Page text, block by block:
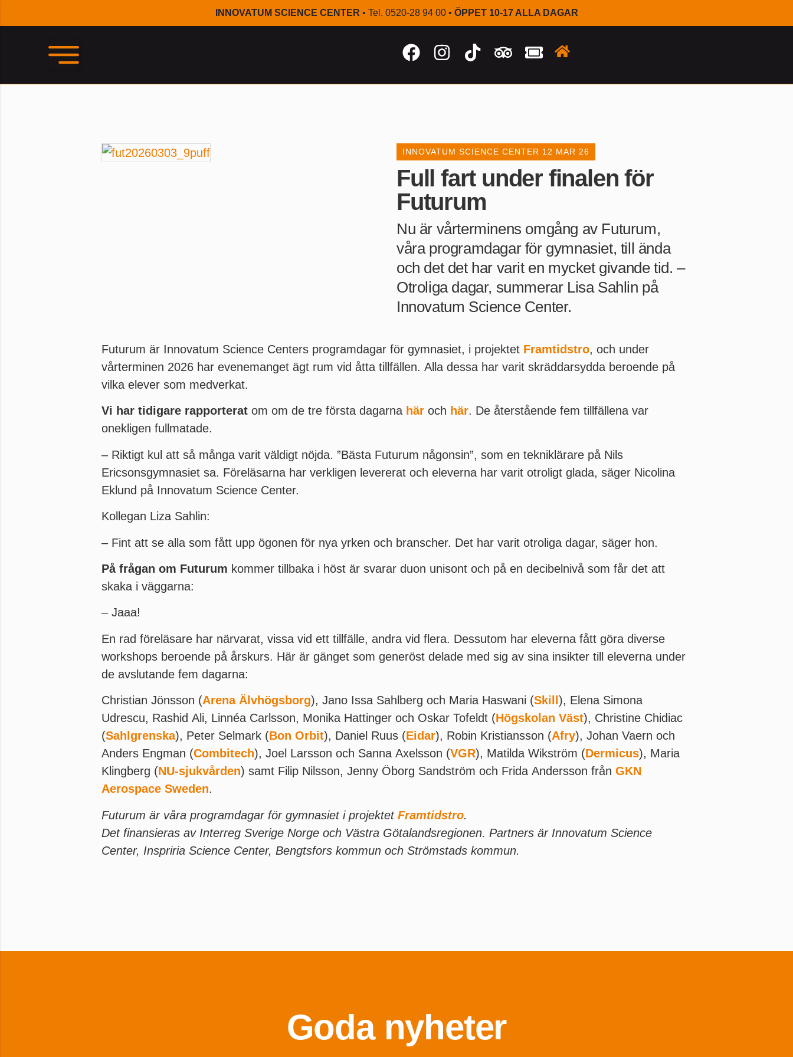
INNOVATUM SCIENCE CENTER • Tel. 0520-28 94 00 • ÖPPET 10-17 ALLA DAGAR
INNOVATUM SCIENCE CENTER 12 MAR 26
Full fart under finalen för
Futurum
Nu är vårterminens omgång av Futurum,
våra programdagar för gymnasiet, till ända
och det det har varit en mycket givande tid. –
Otroliga dagar, summerar Lisa Sahlin på
Innovatum Science Center.
Futurum är Innovatum Science Centers programdagar för gymnasiet, i projektet Framtidstro, och under
vårterminen 2026 har evenemanget ägt rum vid åtta tillfällen. Alla dessa har varit skräddarsydda beroende på
vilka elever som medverkat.
Vi har tidigare rapporterat om om de tre första dagarna här och här. De återstående fem tillfällena var
onekligen fullmatade.
– Riktigt kul att så många varit väldigt nöjda. ”Bästa Futurum någonsin”, som en tekniklärare på Nils
Ericsonsgymnasiet sa. Föreläsarna har verkligen levererat och eleverna har varit otroligt glada, säger Nicolina
Eklund på Innovatum Science Center.
Kollegan Liza Sahlin:
– Fint att se alla som fått upp ögonen för nya yrken och branscher. Det har varit otroliga dagar, säger hon.
På frågan om Futurum kommer tillbaka i höst är svarar duon unisont och på en decibelnivå som får det att
skaka i väggarna:
– Jaaa!
En rad föreläsare har närvarat, vissa vid ett tillfälle, andra vid flera. Dessutom har eleverna fått göra diverse
workshops beroende på årskurs. Här är gänget som generöst delade med sig av sina insikter till eleverna under
de avslutande fem dagarna:
Christian Jönsson (Arena Älvhögsborg), Jano Issa Sahlberg och Maria Haswani (Skill ), Elena Simona
Udrescu, Rashid Ali, Linnéa Carlsson, Monika Hattinger och Oskar Tofeldt (Högskolan Väst), Christine Chidiac
(Sahlgrenska), Peter Selmark (Bon Orbit), Daniel Ruus (Eidar), Robin Kristiansson (Afry), Johan Vaern och
Anders Engman (Combitech), Joel Larsson och Sanna Axelsson (VGR), Matilda Wikström (Dermicus), Maria
Klingberg (NU-sjukvården) samt Filip Nilsson, Jenny Öborg Sandström och Frida Andersson från GKN
Aerospace Sweden.
Futurum är våra programdagar för gymnasiet i projektet Framtidstro.
Det finansieras av Interreg Sverige Norge och Västra Götalandsregionen. Partners är Innovatum Science
Center, Inspriria Science Center, Bengtsfors kommun och Strömstads kommun.
Goda nyheter